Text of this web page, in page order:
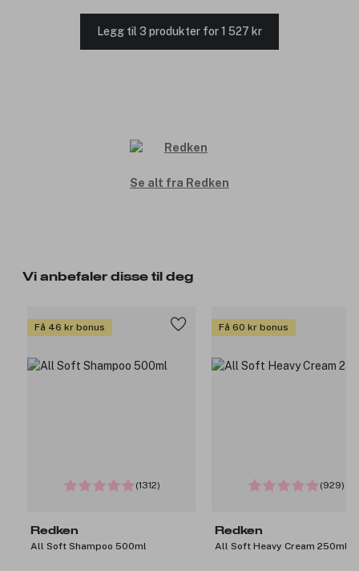
Legg til 3 produkter for 1 527 kr
Se alt fra Redken
Vi anbefaler disse til deg
Få 46 kr bonus
(1312)
Redken
All Soft Shampoo 500ml
Få 60 kr bonus
(929)
Redken
All Soft Heavy Cream 250ml